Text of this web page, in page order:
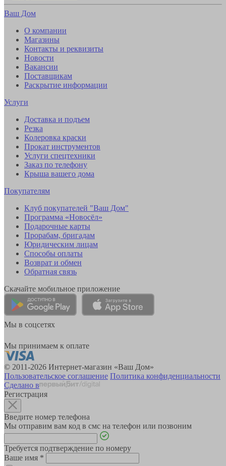
Ваш Дом
О компании
Магазины
Контакты и реквизиты
Новости
Вакансии
Поставщикам
Раскрытие информации
Услуги
Доставка и подъем
Резка
Колеровка краски
Прокат инструментов
Услуги спецтехники
Заказ по телефону
Крыша вашего дома
Покупателям
Клуб покупателей "Ваш Дом"
Программа «Новосёл»
Подарочные карты
Прорабам, бригадам
Юридическим лицам
Способы оплаты
Возврат и обмен
Обратная связь
Скачайте мобильное приложение
Мы в соцсетях
Мы принимаем к оплате
© 2011-2026 Интернет-магазин «Ваш Дом»
Пользовательское соглашение Политика конфиденциальности
Сделано в
Регистрация
Введите номер телефона
Мы отправим вам код в смс на телефон или позвоним
Требуется подтверждение по номеру
Ваше имя *